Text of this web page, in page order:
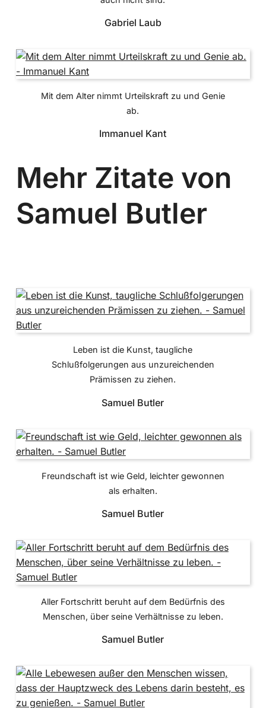
Gabriel Laub
Mit dem Alter nimmt Urteilskraft zu und Genie
ab.
Immanuel Kant
Mehr Zitate von
Samuel Butler
Leben ist die Kunst, taugliche
Schlußfolgerungen aus unzureichenden
Prämissen zu ziehen.
Samuel Butler
Freundschaft ist wie Geld, leichter gewonnen
als erhalten.
Samuel Butler
Aller Fortschritt beruht auf dem Bedürfnis des
Menschen, über seine Verhältnisse zu leben.
Samuel Butler